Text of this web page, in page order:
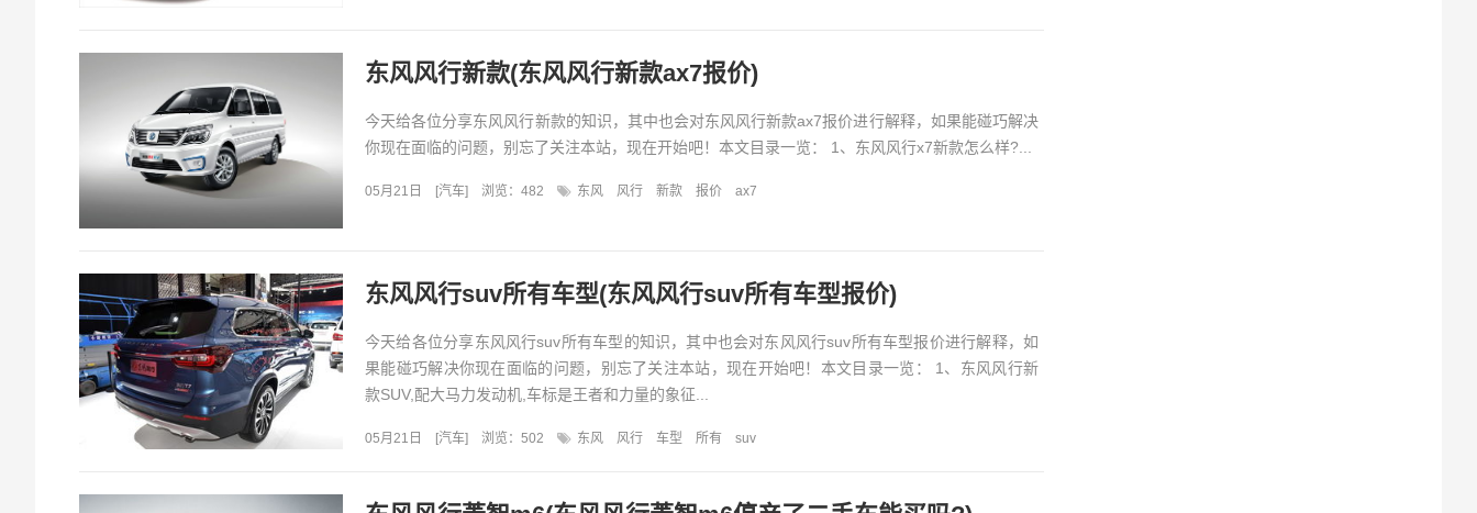
东风风行新款(东风风行新款ax7报价)
今天给各位分享东风风行新款的知识，其中也会对东风风行新款ax7报价进行解释，如果能碰巧解决
你现在面临的问题，别忘了关注本站，现在开始吧！本文目录一览： 1、东风风行x7新款怎么样?...
05月21日 [汽车] 浏览：482 东风 风行 新款 报价 ax7
东风风行suv所有车型(东风风行suv所有车型报价)
今天给各位分享东风风行suv所有车型的知识，其中也会对东风风行suv所有车型报价进行解释，如
果能碰巧解决你现在面临的问题，别忘了关注本站，现在开始吧！本文目录一览： 1、东风风行新
款SUV,配大马力发动机,车标是王者和力量的象征...
05月21日 [汽车] 浏览：502 东风 风行 车型 所有 suv